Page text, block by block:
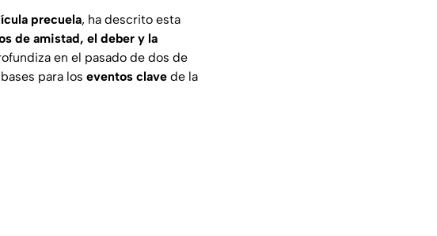
precuela, ha descrito esta
de amistad, el deber y la
en el pasado de dos de
para los eventos clave de la